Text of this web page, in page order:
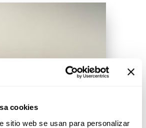
cookies
sitio web se usan para personalizar